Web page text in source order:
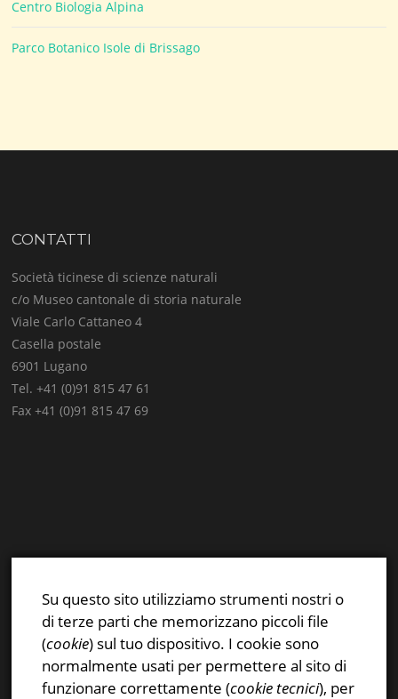
Centro Biologia Alpina
Parco Botanico Isole di Brissago
CONTATTI
Società ticinese di scienze naturali
c/o Museo cantonale di storia naturale
Viale Carlo Cattaneo 4
Casella postale
6901 Lugano
Tel. +41 (0)91 815 47 61
Fax +41 (0)91 815 47 69
Instagram
Privacy & Cookies Policy
Su questo sito utilizziamo strumenti nostri o
di terze parti che memorizzano piccoli file
(cookie) sul tuo dispositivo. I cookie sono
normalmente usati per permettere al sito di
funzionare correttamente (cookie tecnici), per